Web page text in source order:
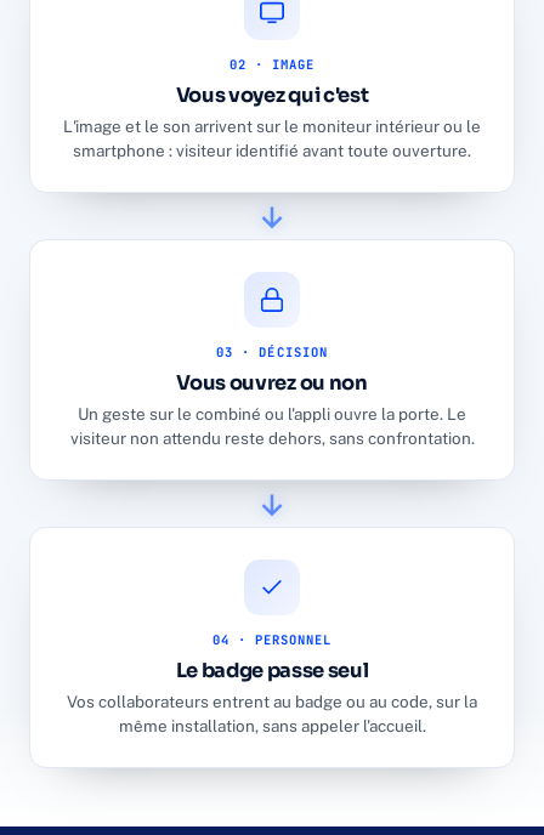
02 · IMAGE
Vous voyez qui c'est
L'image et le son arrivent sur le moniteur intérieur ou le
smartphone : visiteur identifié avant toute ouverture.
03 · DÉCISION
Vous ouvrez ou non
Un geste sur le combiné ou l'appli ouvre la porte. Le
visiteur non attendu reste dehors, sans confrontation.
04 · PERSONNEL
Le badge passe seul
Vos collaborateurs entrent au badge ou au code, sur la
même installation, sans appeler l'accueil.